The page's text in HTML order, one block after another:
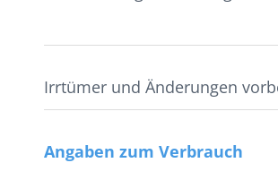
Irrtümer und Änderungen
Angaben zum Verbrauch